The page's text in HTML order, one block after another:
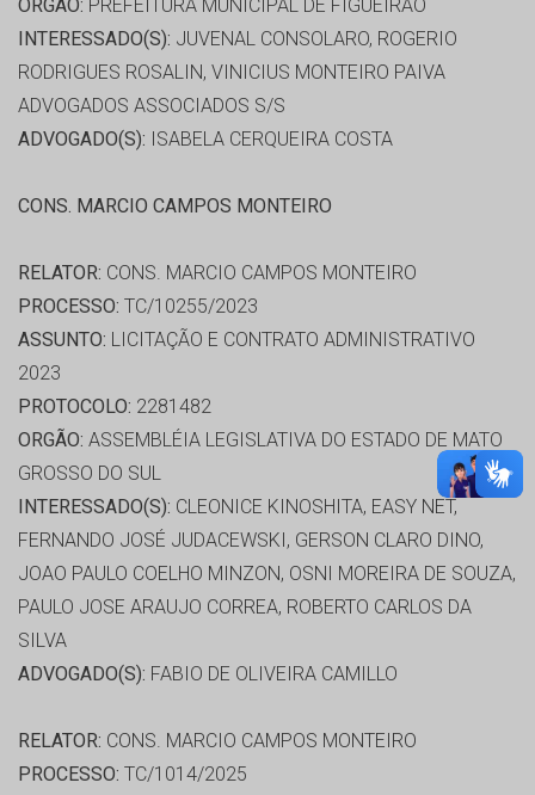
ORGÃO: PREFEITURA MUNICIPAL DE FIGUEIRAO
INTERESSADO(S): JUVENAL CONSOLARO, ROGERIO
RODRIGUES ROSALIN, VINICIUS MONTEIRO PAIVA
ADVOGADOS ASSOCIADOS S/S
ADVOGADO(S): ISABELA CERQUEIRA COSTA
CONS. MARCIO CAMPOS MONTEIRO
RELATOR: CONS. MARCIO CAMPOS MONTEIRO
PROCESSO: TC/10255/2023
ASSUNTO: LICITAÇÃO E CONTRATO ADMINISTRATIVO
2023
PROTOCOLO: 2281482
ORGÃO: ASSEMBLÉIA LEGISLATIVA DO ESTADO DE MATO
GROSSO DO SUL
INTERESSADO(S): CLEONICE KINOSHITA, EASY NET,
FERNANDO JOSÉ JUDACEWSKI, GERSON CLARO DINO,
JOAO PAULO COELHO MINZON, OSNI MOREIRA DE SOUZA,
PAULO JOSE ARAUJO CORREA, ROBERTO CARLOS DA
SILVA
ADVOGADO(S): FABIO DE OLIVEIRA CAMILLO
RELATOR: CONS. MARCIO CAMPOS MONTEIRO
PROCESSO: TC/1014/2025